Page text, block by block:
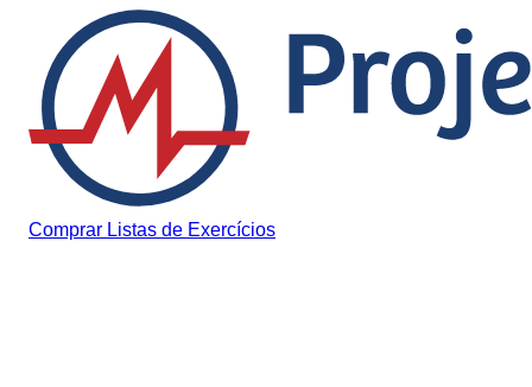
Pular para o conteúdo
Comprar Listas de Exercícios